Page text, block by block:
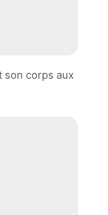
son corps aux